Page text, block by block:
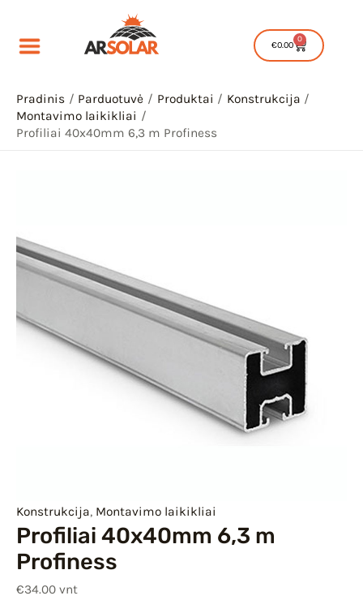
turinio
€0.00
0
Cart
Pradinis Parduotuvė Produktai
Konstrukcija
Montavimo laikikliai
Profiliai 40x40mm 6,3 m Profiness
Konstrukcija, Montavimo laikikliai
Profiliai 40x40mm 6,3 m
Profiness
€34.00 vnt
Profiliai
6,3
m
Profiness
6,3